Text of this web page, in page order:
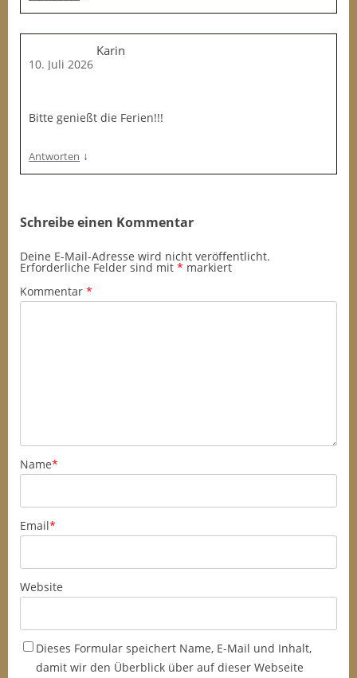
Karin
10. Juli 2026
Bitte genießt die Ferien!!!
Antworten ↓
Schreibe einen Kommentar
Deine E-Mail-Adresse wird nicht veröffentlicht.
Erforderliche Felder sind mit * markiert
Kommentar *
Name*
Email*
Website
Dieses Formular speichert Name, E-Mail und Inhalt,
damit wir den Überblick über auf dieser Webseite